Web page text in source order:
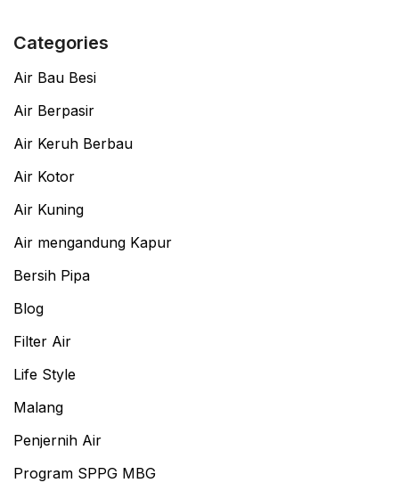
Categories
Air Bau Besi
Air Berpasir
Air Keruh Berbau
Air Kotor
Air Kuning
Air mengandung Kapur
Bersih Pipa
Blog
Filter Air
Life Style
Malang
Penjernih Air
Program SPPG MBG